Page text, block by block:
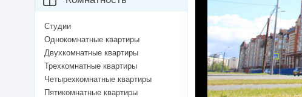
Студии
Однокомнатные квартиры
Двухкомнатные квартиры
Трехкомнатные квартиры
Четырехкомнатные квартиры
Пятикомнатные квартиры